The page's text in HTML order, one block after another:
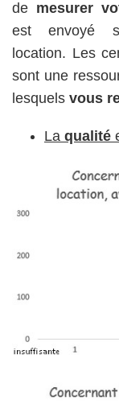
de mesurer
est envoyé
location. Les
sont une
lesquels vous
La qualité